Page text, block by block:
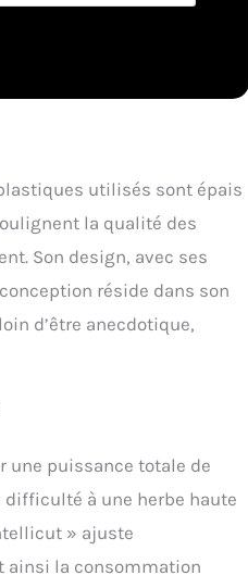
vertical
5 ans (2+3 ans
utilisés sont épais
la qualité des
Son design, avec ses
réside dans son
d’être anecdotique,
une puissance totale de
difficulté à une herbe haute
» ajuste
ainsi la consommation